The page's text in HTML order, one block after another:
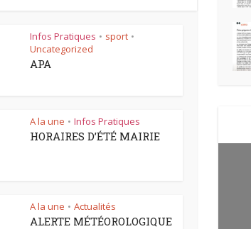
Infos Pratiques • sport •
Uncategorized
APA
A la une • Infos Pratiques
HORAIRES D’ÉTÉ MAIRIE
A la une • Actualités
ALERTE MÉTÉOROLOGIQUE